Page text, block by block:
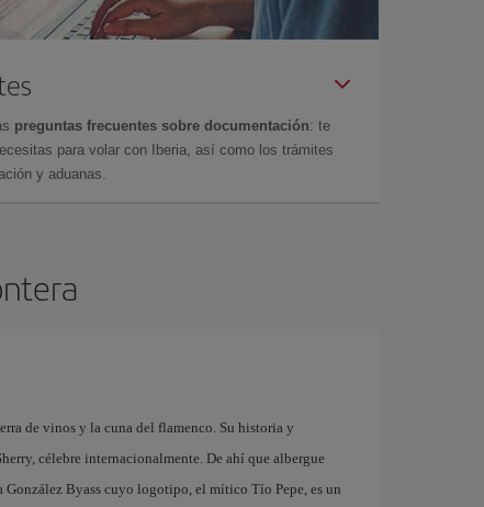
preguntas frecuentes sobre documentación: te
para volar con Iberia, así como los trámites
y aduanas.
de vinos y la cuna del flamenco. Su historia y
célebre internacionalmente. De ahí que albergue
Byass cuyo logotipo, el mítico Tío Pepe, es un